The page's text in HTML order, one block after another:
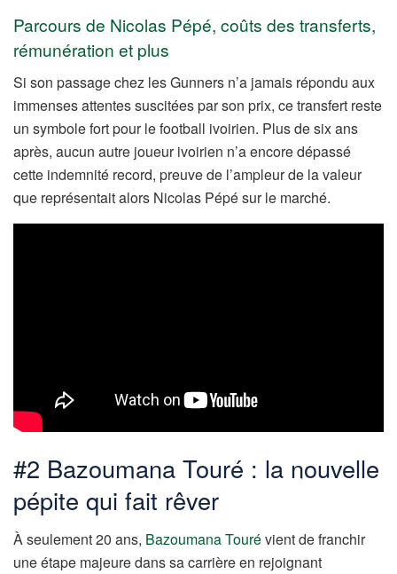
Parcours de Nicolas Pépé, coûts des transferts,
rémunération et plus
Si son passage chez les Gunners n’a jamais répondu aux
immenses attentes suscitées par son prix, ce transfert reste
un symbole fort pour le football ivoirien. Plus de six ans
après, aucun autre joueur ivoirien n’a encore dépassé
cette indemnité record, preuve de l’ampleur de la valeur
que représentait alors Nicolas Pépé sur le marché.
#2 Bazoumana Touré : la nouvelle
pépite qui fait rêver
À seulement 20 ans, Bazoumana Tourévient de franchir
une étape majeure dans sa carrière en rejoignant